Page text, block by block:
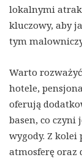
lokalnymi
kluczowy, aby
tym
Warto
hotele,
oferują
basen, co czyni
wygody. Z
atmosferę oraz